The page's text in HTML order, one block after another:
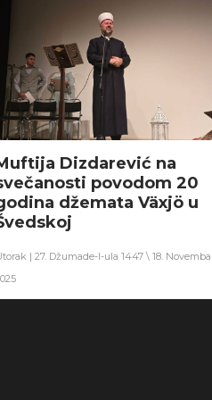
Dizdarević na
povodom 20
džemata Växjö u
| 27. Džumade-l-ula 1447 \ 18.